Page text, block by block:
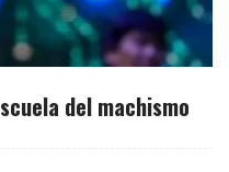
del machismo